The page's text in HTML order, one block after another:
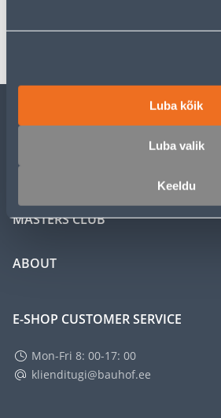
Luba kõik
Luba valik
Keeldu
Transport
CUSTOMER SERVICE
MASTERS CLUB
ABOUT
E-SHOP CUSTOMER SERVICE
Mon-Fri 8: 00-17: 00
klienditugi@bauhof.ee